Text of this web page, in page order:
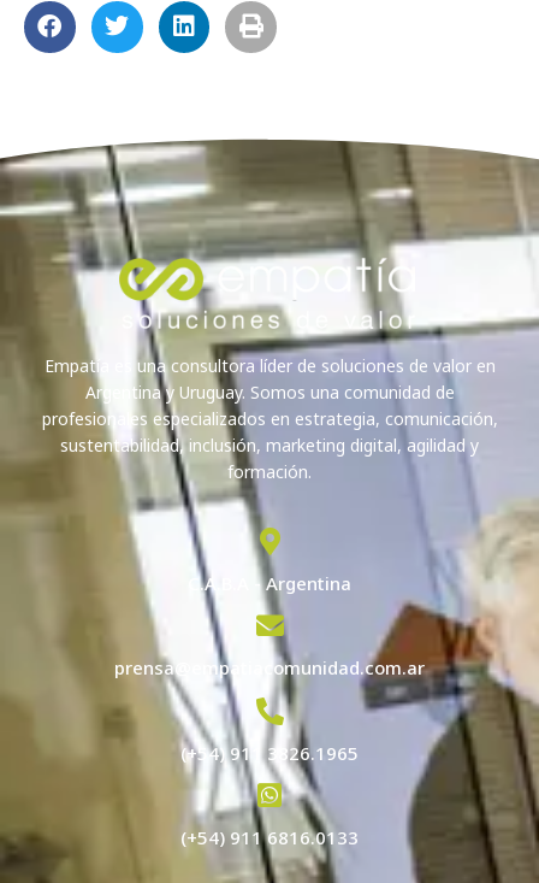
Empatía es una consultora líder de soluciones de valor en
Argentina y Uruguay. Somos una comunidad de
profesionales especializados en estrategia, comunicación,
sustentabilidad, inclusión, marketing digital, agilidad y
formación.
C.A.B.A - Argentina
prensa@empatiacomunidad.com.ar
(+54) 911 3826.1965
(+54) 911 6816.0133